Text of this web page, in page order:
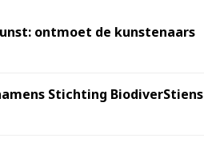
ontmoet de kunstenaars
Stichting BiodiverStiens